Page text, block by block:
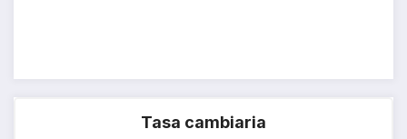
Tasa cambiaria